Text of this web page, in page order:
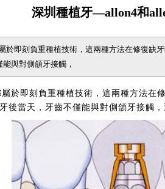
深圳種植牙—allon4和
於即刻負重種植技術，這兩種方法在修復缺
與對側頜牙接觸，
於即刻負重種植技術，這兩種方法在
後當天，牙齒不僅能與對側頜牙接觸